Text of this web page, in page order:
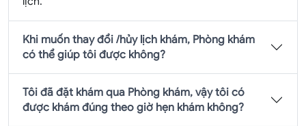
Khi muốn thay đổi /hủy lịch khám, Phòng khám
có thể giúp tôi được không?
Tôi đã đặt khám qua Phòng khám, vậy tôi có
được khám đúng theo giờ hẹn khám không?